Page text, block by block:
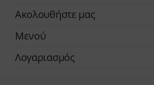
Ακολουθήστε μας
Μενού
Λογαριασμός